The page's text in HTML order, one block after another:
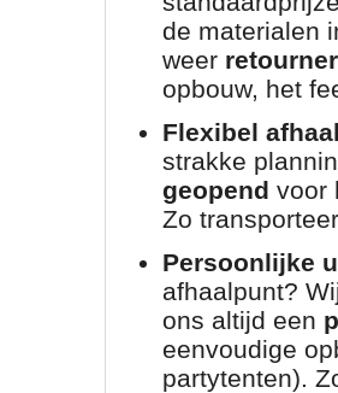
de materialen
weer
opbouw, het
Flexibel
strakke
geopend voor
Zo
Persoonlijke
afhaalpunt?
ons altijd een
eenvoudige
partytenten).